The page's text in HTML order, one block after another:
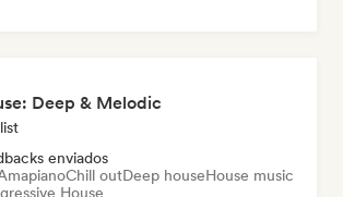
Deep & Melodic
enviados
Chill outDeep houseHouse music
House